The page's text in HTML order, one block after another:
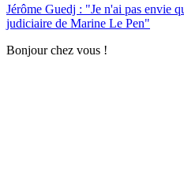
Jérôme Guedj : "Je n'ai pas envie
judiciaire de Marine Le Pen"
Bonjour chez vous !